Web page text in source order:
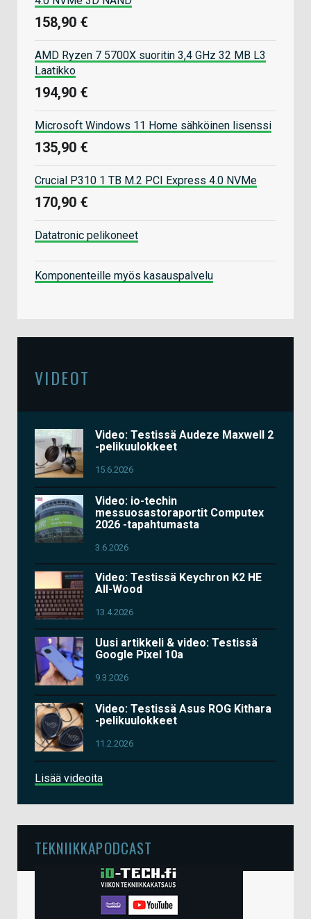
158,90 €
AMD Ryzen 7 5700X suoritin 3,4 GHz 32 MB L3
Laatikko
194,90 €
Microsoft Windows 11 Home sähköinen lisenssi
135,90 €
Crucial P310 1 TB M.2 PCI Express 4.0 NVMe
170,90 €
Datatronic pelikoneet
Komponenteille myös kasauspalvelu
VIDEOT
Video: Testissä Audeze Maxwell 2
-pelikuulokkeet
15.6.2026
Video: io-techin
messuosastoraportit Computex
2026 -tapahtumasta
3.6.2026
Video: Testissä Keychron K2 HE
All-Wood
13.4.2026
Uusi artikkeli & video: Testissä
Google Pixel 10a
9.3.2026
Video: Testissä Asus ROG Kithara
-pelikuulokkeet
11.2.2026
Lisää videoita
TEKNIIKKAPODCAST